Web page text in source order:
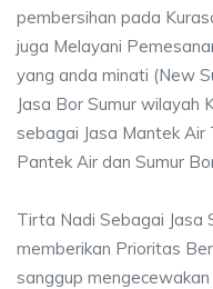
pembersihan pada
juga Melayani
yang anda minati (New
Jasa Bor Sumur wilayah
sebagai Jasa Mantek Air
Pantek Air dan Sumur
Tirta Nadi Sebagai Jasa
memberikan Prioritas
sanggup